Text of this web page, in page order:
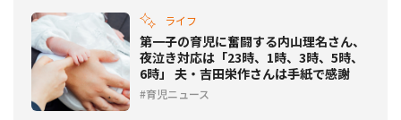
ライフ
第一子の育児に奮闘する内山理名さん、
夜泣き対応は「23時、1時、3時、5時、
6時」 夫・吉田栄作さんは手紙で感謝
育児ニュース